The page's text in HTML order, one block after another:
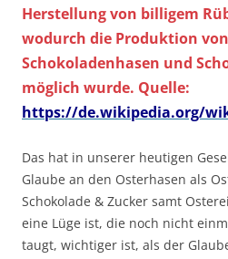
Herstellung von billigem
wodurch die Produktion
Schokoladenhasen und
möglich wurde. Quelle:
https://de.wikipedia.org/
Das hat in unserer heutigen
Glaube an den Osterhasen als
Schokolade & Zucker samt
eine Lüge ist, die noch nicht
taugt, wichtiger ist, als der